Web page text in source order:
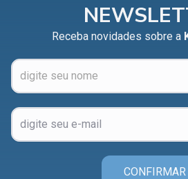
Receba novidades sobre a
CONFIRMAR